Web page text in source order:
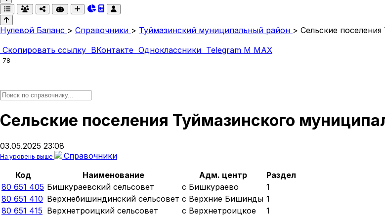
Нулевой Баланс > Справочники > Туймазинский муниципальный район > Сельские
Скопировать ссылку ВКонтакте Одноклассники Telegram M MAX
78
Сельские поселения Туймазинского
03.05.2025 23:08
На уровень выше
Справочники
Код
Наименование Адм. центр
Раздел
80 651 405 Бишкураевский сельсовет с Бишкураево
1
80 651 410 Верхнебишиндинский сельсовет с Верхние Бишинды 1
80 651 415 Верхнетроицкий сельсовет с Верхнетроицкое
1